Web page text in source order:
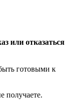
или отказаться
готовыми к
получаете.